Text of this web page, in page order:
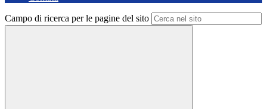
Campo di ricerca per le pagine del sito